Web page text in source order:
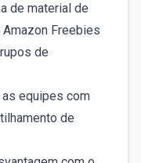
de material de
Freebies
de
as equipes com
de